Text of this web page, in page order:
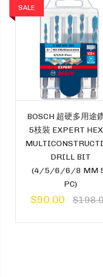
SALE
BOSCH 超硬多用途
5枝裝 EXPERT
DRILL BIT
(4/5/6/6/8 MM
PC)
$90.00